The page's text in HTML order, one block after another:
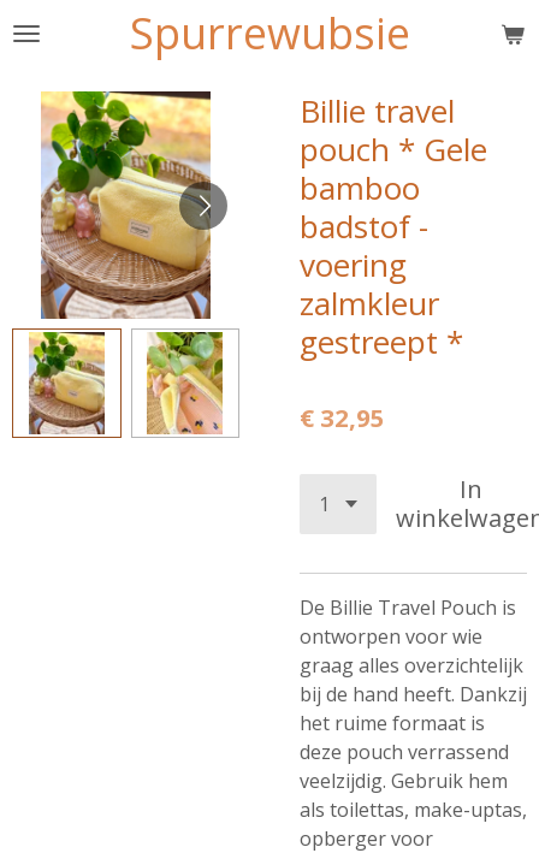
Ga
hoofdinhoud
Spurrewubsie
Billie travel
pouch * Gele
bamboo
badstof -
voering
zalmkleur
gestreept *
€ 32,95
In
De Billie Travel Pouch is
ontworpen voor wie
graag alles overzichtelijk
bij de hand heeft. Dankzij
het ruime formaat is
deze pouch verrassend
veelzijdig. Gebruik hem
als toilettas, make-uptas,
opberger voor